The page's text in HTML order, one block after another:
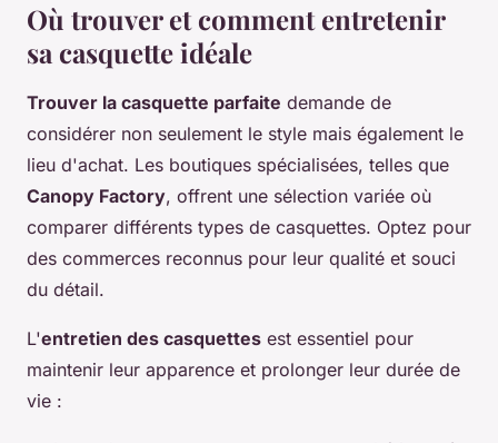
Où trouver et comment entretenir
sa casquette idéale
Trouver la casquette parfaite demande de
considérer non seulement le style mais également le
lieu d'achat. Les boutiques spécialisées, telles que
Canopy Factory, offrent une sélection variée où
comparer différents types de casquettes. Optez pour
des commerces reconnus pour leur qualité et souci
du détail.
L'entretien des casquettes est essentiel pour
maintenir leur apparence et prolonger leur durée de
vie :